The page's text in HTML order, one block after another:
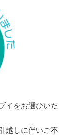
イをお選びいた
越しに伴いご不